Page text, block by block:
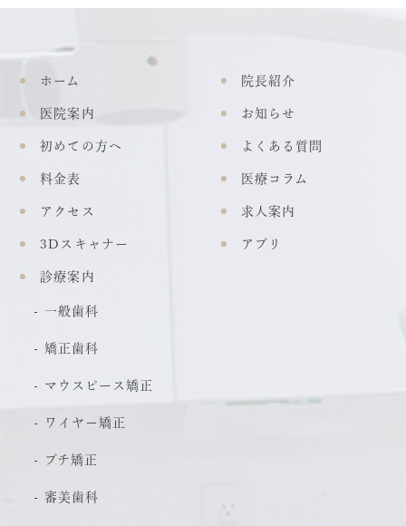
ホーム 院長紹介
医院案内 お知らせ
初めての方へ よくある質問
料金表 医療コラム
アクセス 求人案内
3Dスキャナー アプリ
診療案内
一般歯科
矯正歯科
マウスピース矯正
ワイヤー矯正
プチ矯正
審美歯科